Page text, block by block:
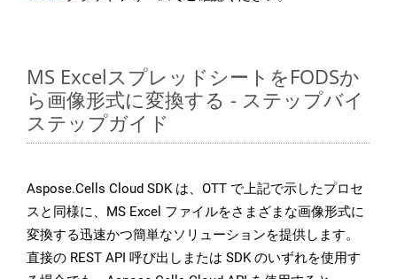
MS ExcelスプレッドシートをFODSか
ら画像形式に変換する - ステップバイ
ステップガイド
Aspose.Cells Cloud SDK は、OTT で上記で示したプロセ
スと同様に、MS Excel ファイルをさまざまな画像形式に
変換する迅速かつ簡単なソリューションを提供します。
直接の REST API 呼び出しまたは SDK のいずれを使用す